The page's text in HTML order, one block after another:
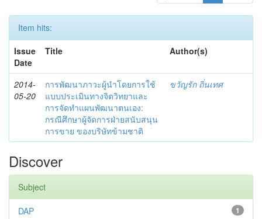
Item hits:
Issue
Date
Title Author(s)
2014-
05-20
การพัฒนาภาวะผู้นำโดยการใช้
แบบประเมินทางจิตวิทยาและ
การจัดทำแผนพัฒนาตนเอง:
กรณีศึกษาผู้จัดการฝ่ายสนับสนุน
การขาย ของบริษัทข้ามชาติ
ขวัญรัก ถิ่นเทศ
Discover
Subject
1
DAP